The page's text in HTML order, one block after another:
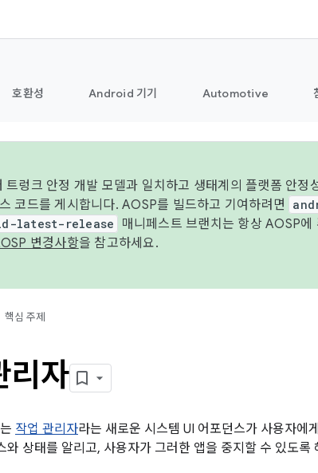
호환성 Android 기기 Automotive
렁크 안정 개발 모델과 일치하고 생태계의 플랫폼 안정
코드를 게시합니다. AOSP를 빌드하고 기여하려면
latest-release
매니페스트 브랜치는 항상 AOSP에
변경사항을 참고하세요.
핵심 주제
리자
작업 관리자라는 새로운 시스템 UI 어포던스가 사용자에
와 상태를 알리고, 사용자가 그러한 앱을 중지할 수 있도록